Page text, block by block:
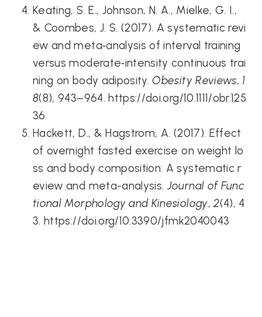
Keating, S. E., Johnson, N. A., Mielke, G. I.,
& Coombes, J. S. (2017). A systematic revi
ew and meta‐analysis of interval training
versus moderate‐intensity continuous trai
ning on body adiposity.Obesity Reviews, 1
8(8), 943–964. https://doi.org/10.1111/obr.125
36
Hackett, D., & Hagstrom, A. (2017). Effect
of overnight fasted exercise on weight lo
ss and body composition: A systematic r
eview and meta-analysis.Journal of Func
tional Morphology and Kinesiology,2(4), 4
3. https://doi.org/10.3390/jfmk2040043